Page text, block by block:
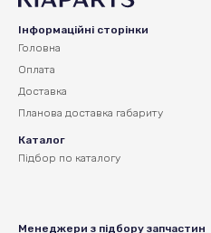
Інформаційні сторінки
Головна
Оплата
Доставка
Планова доставка габариту
Каталог
Підбор по каталогу
Менеджери з підбору запчастин